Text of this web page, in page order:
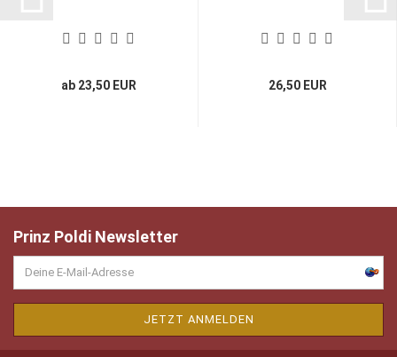
ab 23,50 EUR 26,50 EUR
Prinz Poldi Newsletter